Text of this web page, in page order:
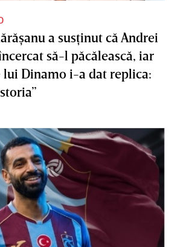
a susţinut că Andrei
să-l păcălească, iar
lui Dinamo i-a dat replica: